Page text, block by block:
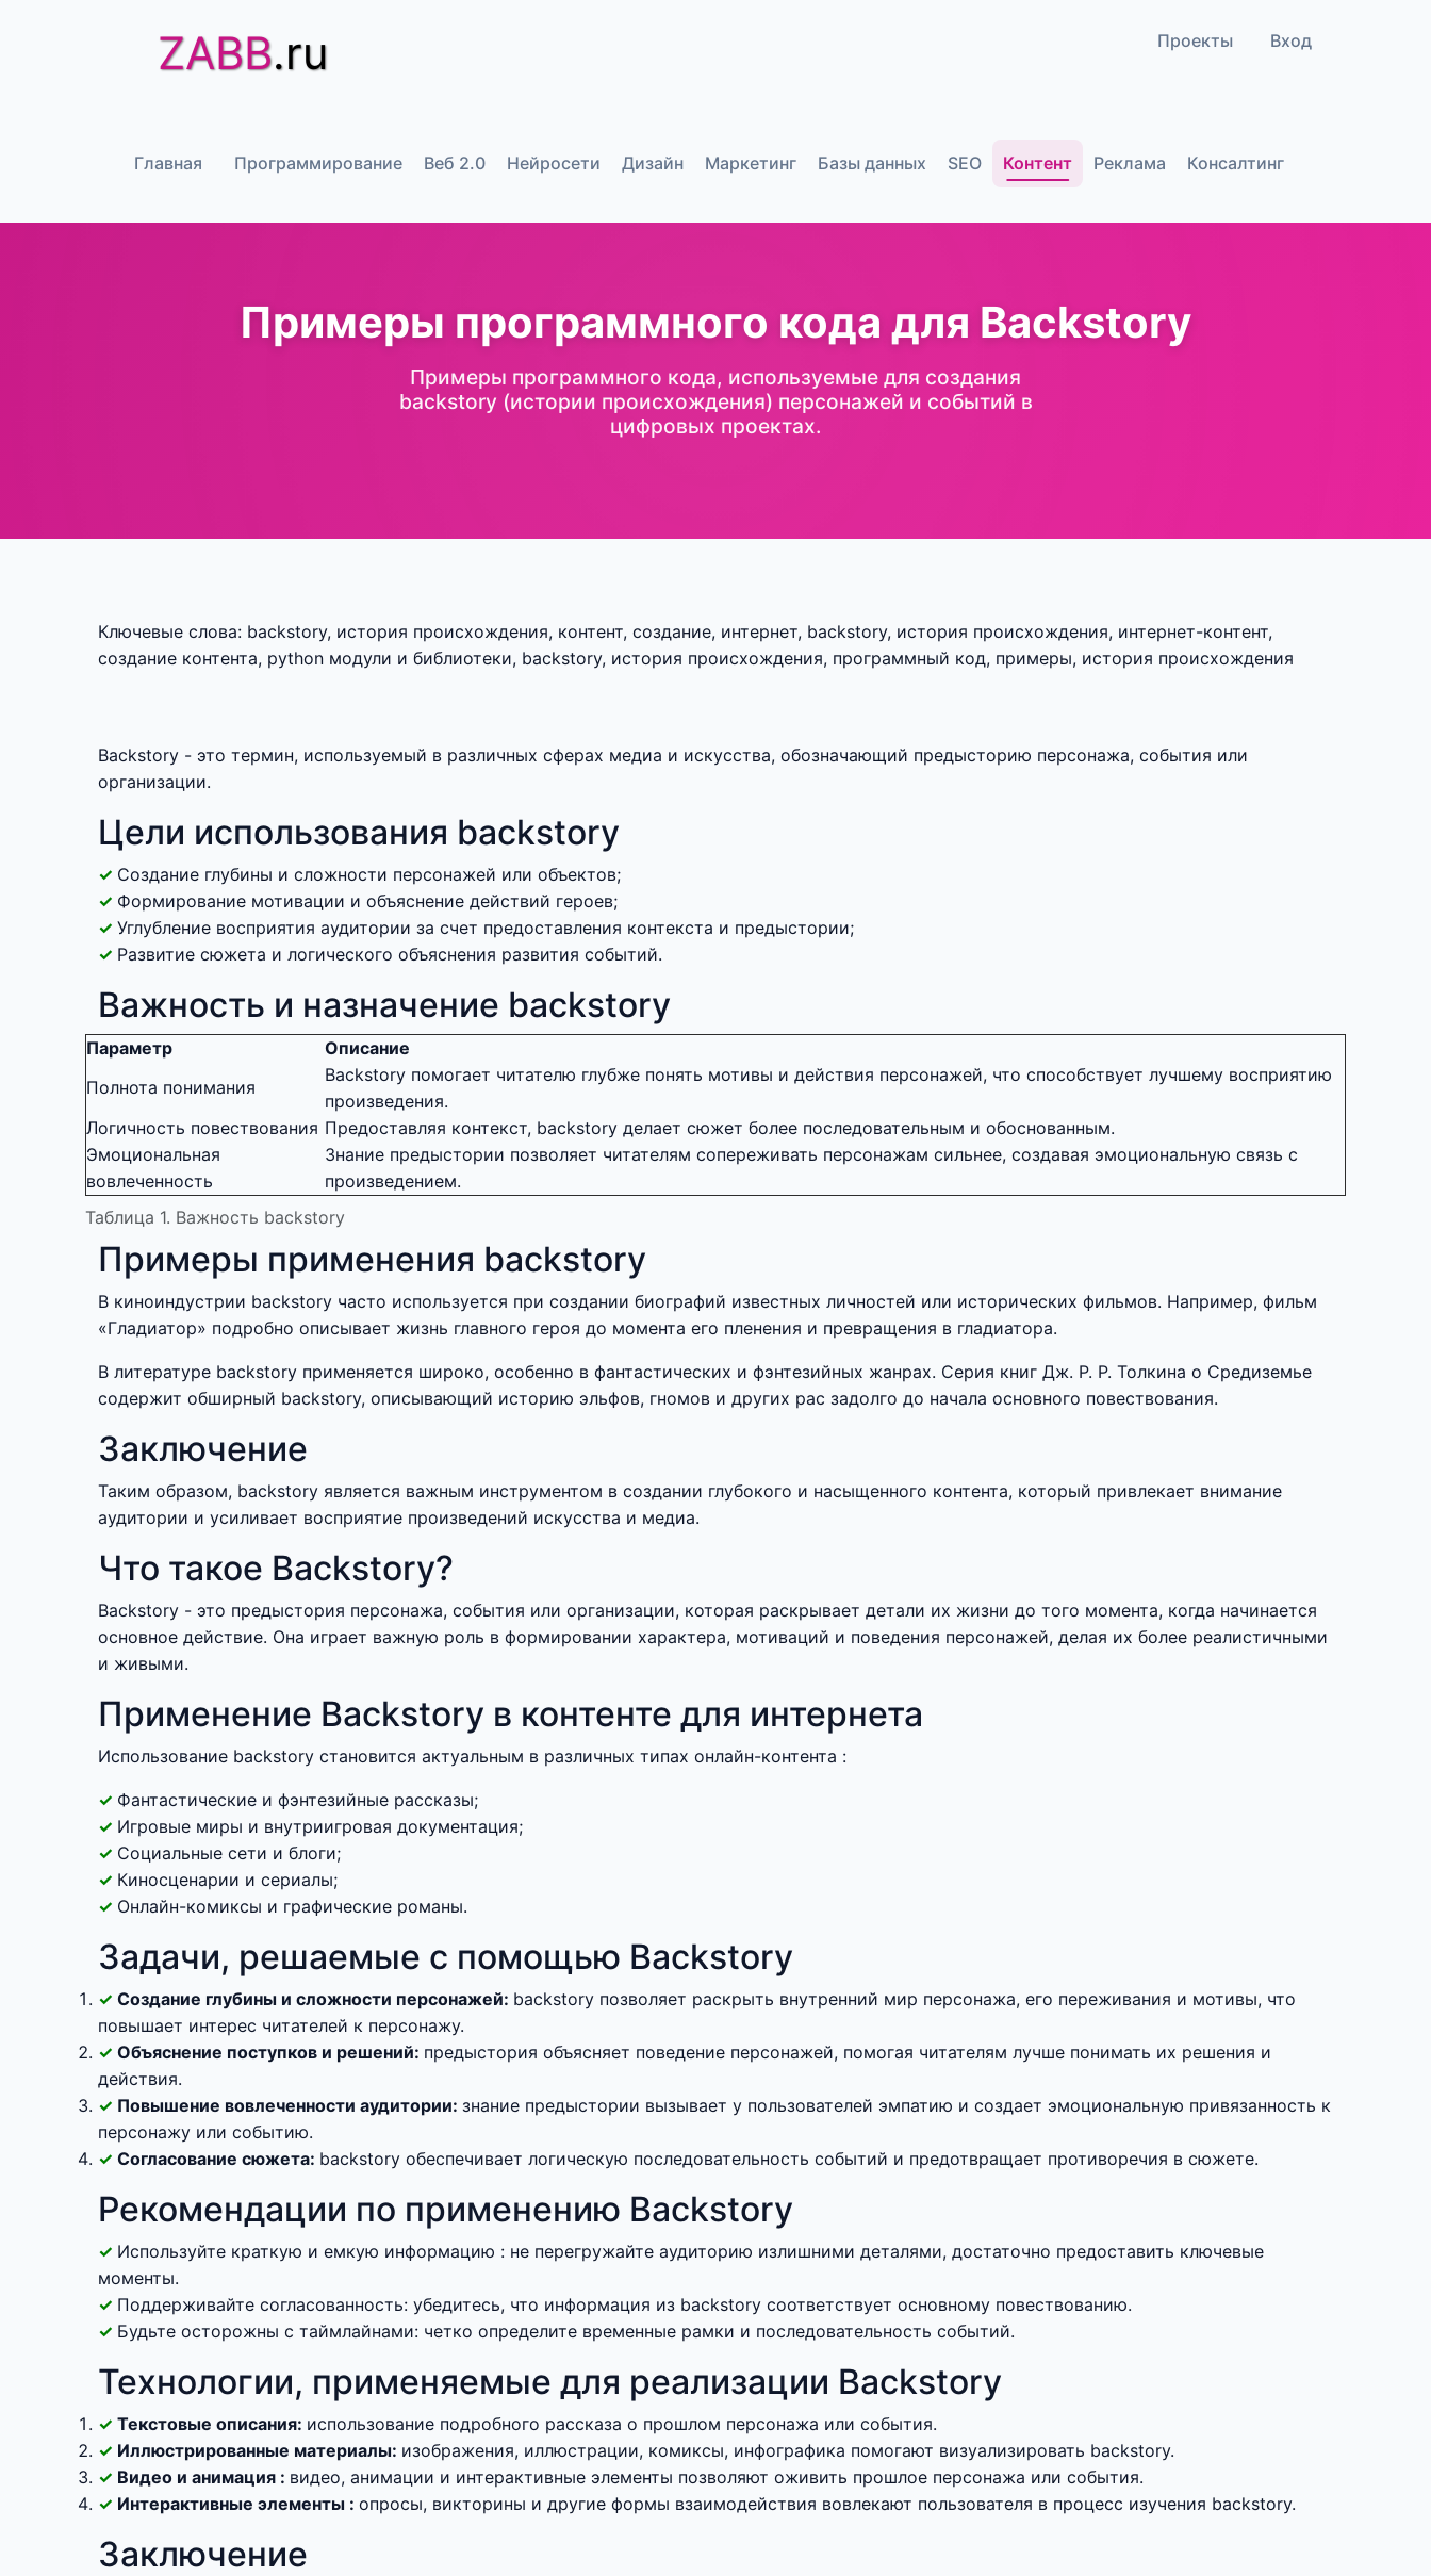
ZABB.ru Проекты Вход
Главная Программирование Веб 2.0 Нейросети Дизайн Маркетинг Базы данных SEO Контент Реклама Консалтинг
Примеры программного кода для Backstory
Примеры программного кода, используемые для создания
backstory (истории происхождения) персонажей и событий в
цифровых проектах.
Ключевые слова: backstory, история происхождения, контент, создание, интернет, backstory, история происхождения, интернет-контент,
создание контента, python модули и библиотеки, backstory, история происхождения, программный код, примеры, история происхождения
Backstory - это термин, используемый в различных сферах медиа и искусства, обозначающий предысторию персонажа, события или
организации.
Цели использования backstory
Создание глубины и сложности персонажей или объектов;
Формирование мотивации и объяснение действий героев;
Углубление восприятия аудитории за счет предоставления контекста и предыстории;
Развитие сюжета и логического объяснения развития событий.
Важность и назначение backstory
Таблица 1. Важность backstory
Параметр
Описание
Полнота понимания
Backstory помогает читателю глубже понять мотивы и действия персонажей, что способствует лучшему восприятию
произведения.
Логичность повествования Предоставляя контекст, backstory делает сюжет более последовательным и обоснованным.
Эмоциональная
вовлеченность
Знание предыстории позволяет читателям сопереживать персонажам сильнее, создавая эмоциональную связь с
произведением.
Примеры применения backstory
В киноиндустрии backstory часто используется при создании биографий известных личностей или исторических фильмов. Например, фильм
«Гладиатор» подробно описывает жизнь главного героя до момента его пленения и превращения в гладиатора.
В литературе backstory применяется широко, особенно в фантастических и фэнтезийных жанрах. Серия книг Дж. Р. Р. Толкина о Средиземье
содержит обширный backstory, описывающий историю эльфов, гномов и других рас задолго до начала основного повествования.
Заключение
Таким образом, backstory является важным инструментом в создании глубокого и насыщенного контента, который привлекает внимание
аудитории и усиливает восприятие произведений искусства и медиа.
Что такое Backstory?
Backstory - это предыстория персонажа, события или организации, которая раскрывает детали их жизни до того момента, когда начинается
основное действие. Она играет важную роль в формировании характера, мотиваций и поведения персонажей, делая их более реалистичными
и живыми.
Применение Backstory в контенте для интернета
Использование backstory становится актуальным в различных типах онлайн-контента :
Фантастические и фэнтезийные рассказы;
Игровые миры и внутриигровая документация;
Социальные сети и блоги;
Киносценарии и сериалы;
Онлайн-комиксы и графические романы.
Задачи, решаемые с помощью Backstory
Создание глубины и сложности персонажей: backstory позволяет раскрыть внутренний мир персонажа, его переживания и мотивы, что
повышает интерес читателей к персонажу.
Объяснение поступков и решений: предыстория объясняет поведение персонажей, помогая читателям лучше понимать их решения и
действия.
Повышение вовлеченности аудитории: знание предыстории вызывает у пользователей эмпатию и создает эмоциональную привязанность к
персонажу или событию.
Согласование сюжета: backstory обеспечивает логическую последовательность событий и предотвращает противоречия в сюжете.
Рекомендации по применению Backstory
Используйте краткую и емкую информацию : не перегружайте аудиторию излишними деталями, достаточно предоставить ключевые
моменты.
Поддерживайте согласованность: убедитесь, что информация из backstory соответствует основному повествованию.
Будьте осторожны с таймлайнами: четко определите временные рамки и последовательность событий.
Технологии, применяемые для реализации Backstory
Текстовые описания: использование подробного рассказа о прошлом персонажа или события.
Иллюстрированные материалы: изображения, иллюстрации, комиксы, инфографика помогают визуализировать backstory.
Видео и анимация : видео, анимации и интерактивные элементы позволяют оживить прошлое персонажа или события.
Интерактивные элементы : опросы, викторины и другие формы взаимодействия вовлекают пользователя в процесс изучения backstory.
Заключение